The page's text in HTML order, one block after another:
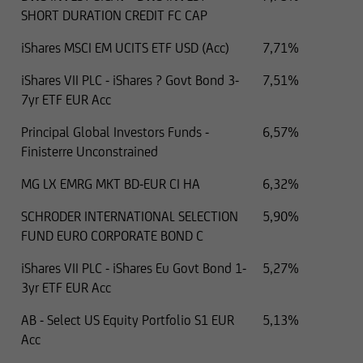
SHORT DURATION CREDIT FC CAP
iShares MSCI EM UCITS ETF USD (Acc)
7,71%
iShares VII PLC - iShares ? Govt Bond 3-
7yr ETF EUR Acc
7,51%
Principal Global Investors Funds -
Finisterre Unconstrained
6,57%
MG LX EMRG MKT BD-EUR CI HA
6,32%
SCHRODER INTERNATIONAL SELECTION
FUND EURO CORPORATE BOND C
5,90%
iShares VII PLC - iShares Eu Govt Bond 1-
3yr ETF EUR Acc
5,27%
AB - Select US Equity Portfolio S1 EUR
Acc
5,13%
Per il resto, le informazioni relative a titoli e
Web sono state verificate esclusivamente in
termini di conformità al diritto lussemburghese.
In alcune giurisdizioni straniere, la distribuzione
di questo tipo di informazioni può essere
legali. Le seguenti informazioni non sono
la cui residenza o sede principale di attività
ricada sotto una giurisdizione straniera che
prevede restrizioni alla distribuzione di questo
tipo di informazioni.